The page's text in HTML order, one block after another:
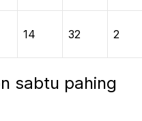
14 32 2
sabtu pahing